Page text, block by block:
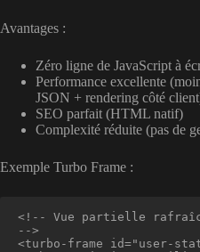
Avantages :
Zéro ligne de JavaScript à
Performance excellente
JSON + rendering côté
SEO parfait (HTML natif)
Complexité réduite (pas de
Exemple Turbo Frame :
<!-- Vue partielle
-->
<turbo-frame id="user-